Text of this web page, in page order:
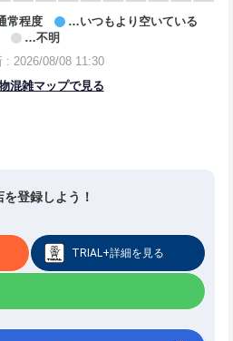
を登録しよう！
TRIAL+詳細を見る